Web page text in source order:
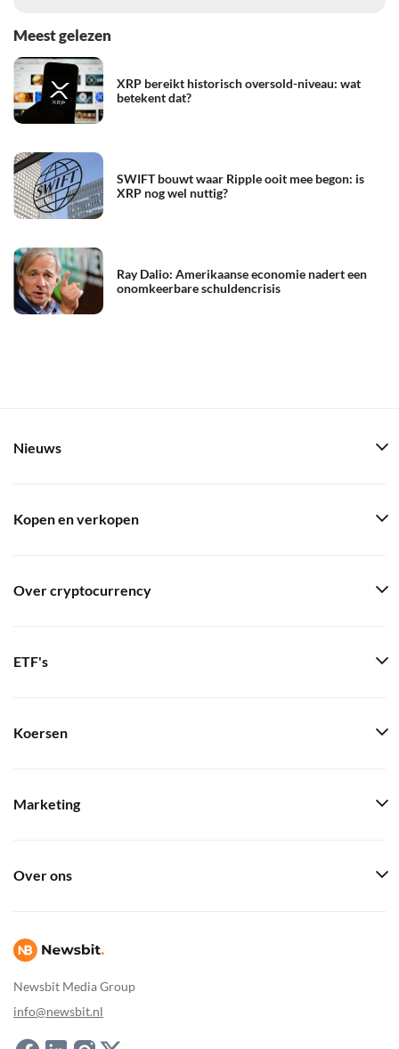
Meest gelezen
XRP bereikt historisch oversold-niveau: wat
betekent dat?
SWIFT bouwt waar Ripple ooit mee begon: is
XRP nog wel nuttig?
Ray Dalio: Amerikaanse economie nadert een
onomkeerbare schuldencrisis
Newsbit Media Group
info@newsbit.nl
Nieuws
Kopen en verkopen
Over cryptocurrency
ETF's
Koersen
Marketing
Over ons